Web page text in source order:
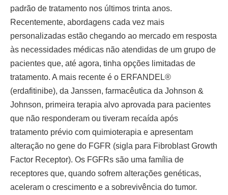
padrão de tratamento nos últimos trinta anos.
Recentemente, abordagens cada vez mais
personalizadas estão chegando ao mercado em resposta
às necessidades médicas não atendidas de um grupo de
pacientes que, até agora, tinha opções limitadas de
tratamento. A mais recente é o ERFANDEL®
(erdafitinibe), da Janssen, farmacêutica da Johnson &
Johnson, primeira terapia alvo aprovada para pacientes
que não responderam ou tiveram recaída após
tratamento prévio com quimioterapia e apresentam
alteração no gene do FGFR (sigla para Fibroblast Growth
Factor Receptor). Os FGFRs são uma família de
receptores que, quando sofrem alterações genéticas,
aceleram o crescimento e a sobrevivência do tumor.